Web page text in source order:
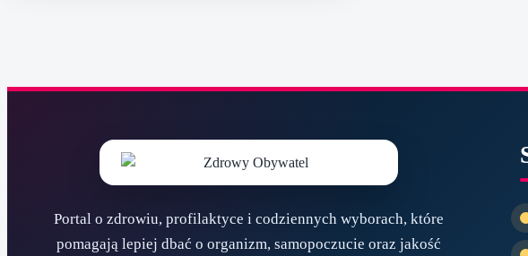
Portal o zdrowiu, profilaktyce i codziennych wyborach, które
pomagają lepiej dbać o organizm, samopoczucie oraz jakość